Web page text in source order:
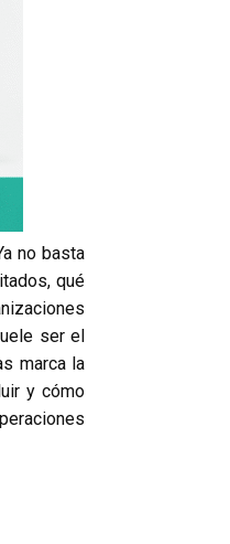
no basta
qué
ser el
marca la
y cómo